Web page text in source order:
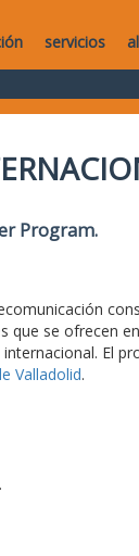
servicios
Program.
que se ofrecen
El
Valladolid.